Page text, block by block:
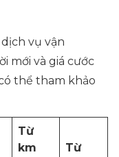
vụ vận
mới và giá cước
thể tham khảo
Từ
km
Từ